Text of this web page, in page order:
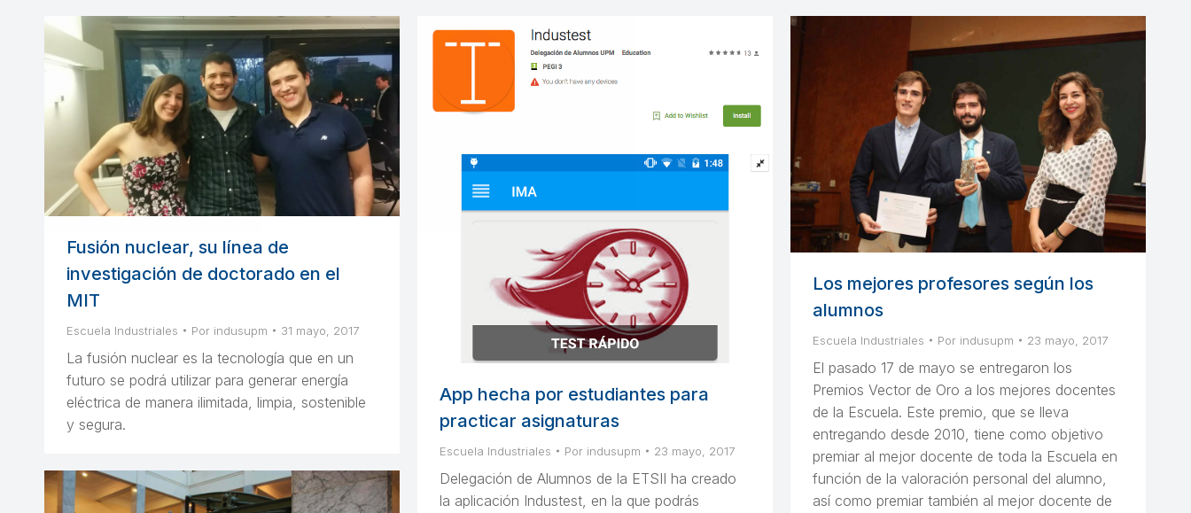
Fusión nuclear, su línea de
investigación de doctorado en el
MIT
Escuela Industriales Por indusupm 31 mayo, 2017
La fusión nuclear es la tecnología que en un
futuro se podrá utilizar para generar energía
eléctrica de manera ilimitada, limpia, sostenible
y segura.
App hecha por estudiantes para
practicar asignaturas
Escuela Industriales Por indusupm 23 mayo, 2017
Delegación de Alumnos de la ETSII ha creado
la aplicación Industest, en la que podrás
Los mejores profesores según los
alumnos
Escuela Industriales Por indusupm 23 mayo, 2017
El pasado 17 de mayo se entregaron los
Premios Vector de Oro a los mejores docentes
de la Escuela. Este premio, que se lleva
entregando desde 2010, tiene como objetivo
premiar al mejor docente de toda la Escuela en
función de la valoración personal del alumno,
así como premiar también al mejor docente de